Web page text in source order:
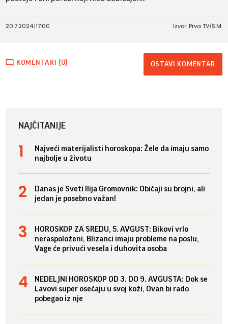
20.7.2024.|17:00 Izvor: Prva TV/S.M.
KOMENTARI (0) OSTAVI KOMENTAR
NAJČITANIJE
Najveći materijalisti horoskopa: Žele da imaju samo
najbolje u životu
Danas je Sveti Ilija Gromovnik: Običaji su brojni, ali
jedan je posebno važan!
HOROSKOP ZA SREDU, 5. AVGUST: Bikovi vrlo
neraspoloženi, Blizanci imaju probleme na poslu,
Vage će privući vesela i duhovita osoba
NEDELJNI HOROSKOP OD 3. DO 9. AVGUSTA: Dok se
Lavovi super osećaju u svoj koži, Ovan bi rado
pobegao iz nje